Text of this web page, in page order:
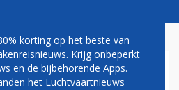
MOTOR
korting op het beste van
Krijg onbeperkt
en de bijbehorende Apps.
het Luchtvaartnieuws